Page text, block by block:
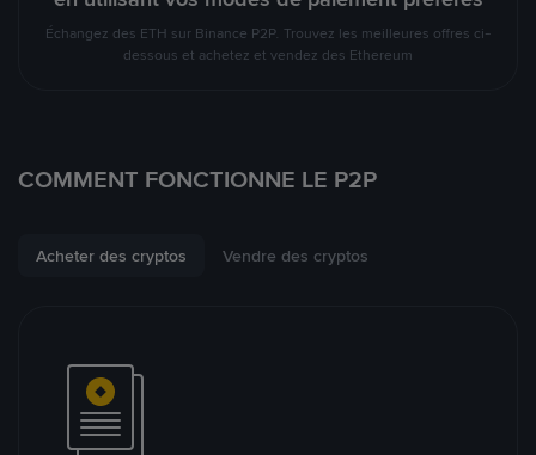
Échangez des ETH sur Binance P2P. Trouvez les meilleures offres ci-
dessous et achetez et vendez des Ethereum
COMMENT FONCTIONNE LE P2P
Acheter des cryptos Vendre des cryptos